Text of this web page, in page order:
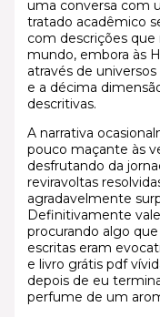
uma conversa com
tratado acadêmico
com descrições
mundo, embora às
através de
e a décima
descritivas.
A narrativa
pouco maçante às
desfrutando da
reviravoltas
agradavelmente
Definitivamente
procurando algo
escritas eram
e livro grátis pdf
depois de eu
perfume de um